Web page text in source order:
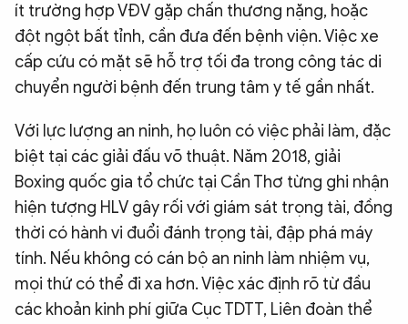
ít trường hợp VĐV gặp chấn thương nặng, hoặc
đột ngột bất tỉnh, cần đưa đến bệnh viện. Việc xe
cấp cứu có mặt sẽ hỗ trợ tối đa trong công tác di
chuyển người bệnh đến trung tâm y tế gần nhất.
Với lực lượng an ninh, họ luôn có việc phải làm, đặc
biệt tại các giải đấu võ thuật. Năm 2018, giải
Boxing quốc gia tổ chức tại Cần Thơ từng ghi nhận
hiện tượng HLV gây rối với giám sát trọng tài, đồng
thời có hành vi đuổi đánh trọng tài, đập phá máy
tính. Nếu không có cán bộ an ninh làm nhiệm vụ,
mọi thứ có thể đi xa hơn. Việc xác định rõ từ đầu
các khoản kinh phí giữa Cục TDTT, Liên đoàn thể